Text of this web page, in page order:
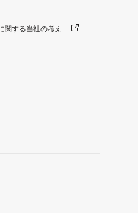
関する当社の考え